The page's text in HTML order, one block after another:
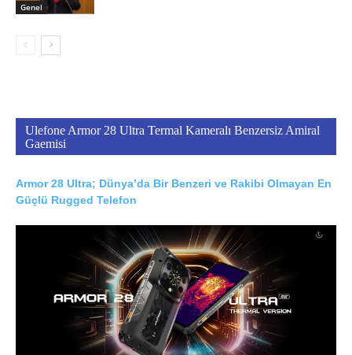
Genel
Ulefone Armor 28 Ultra Termal Kameralı Benzersiz Amiral
Gaemisi
Armor 28 Ultra; Dünya’da Bir Benzeri ve Rakibi Olmayan En
Güçlü Rugged Telefon